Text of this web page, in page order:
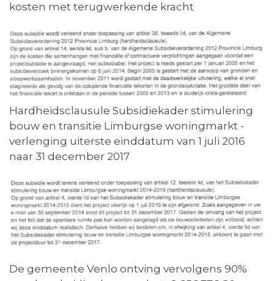
kosten met terugwerkende kracht
Hardheidsclausule Subsidiekader stimulering
bouw en transitie Limburgse woningmarkt -
verlenging uiterste einddatum van 1 juli 2016
naar 31 december 2017
De gemeente Venlo ontving vervolgens 90%